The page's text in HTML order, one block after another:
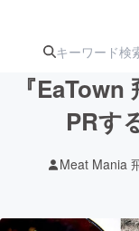
ジェクト
ターン
『
PRす
Meat Mania